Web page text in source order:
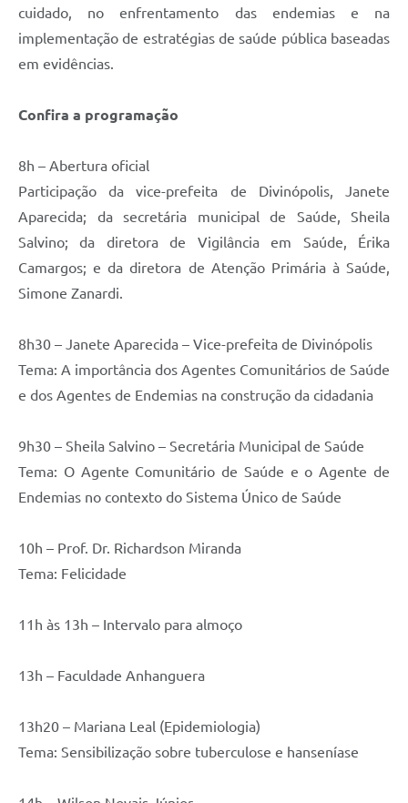
cuidado, no enfrentamento das endemias e na
implementação de estratégias de saúde pública baseadas
em evidências.
Confira a programação
8h – Abertura oficial
Participação da vice-prefeita de Divinópolis, Janete
Aparecida; da secretária municipal de Saúde, Sheila
Salvino; da diretora de Vigilância em Saúde, Érika
Camargos; e da diretora de Atenção Primária à Saúde,
Simone Zanardi.
8h30 – Janete Aparecida – Vice-prefeita de Divinópolis
Tema: A importância dos Agentes Comunitários de Saúde
e dos Agentes de Endemias na construção da cidadania
9h30 – Sheila Salvino – Secretária Municipal de Saúde
Tema: O Agente Comunitário de Saúde e o Agente de
Endemias no contexto do Sistema Único de Saúde
10h – Prof. Dr. Richardson Miranda
Tema: Felicidade
11h às 13h – Intervalo para almoço
13h – Faculdade Anhanguera
13h20 – Mariana Leal (Epidemiologia)
Tema: Sensibilização sobre tuberculose e hanseníase